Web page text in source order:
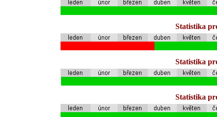
Statistika
Statistika
Statistika